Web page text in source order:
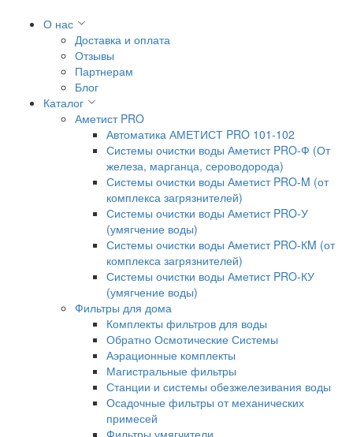
О нас
Доставка и оплата
Отзывы
Партнерам
Блог
Каталог
Аметист PRO
Автоматика АМЕТИСТ PRO 101-102
Системы очистки воды Аметист PRO-Ф (От
железа, марганца, сероводорода)
Системы очистки воды Аметист PRO-M (от
комплекса загрязнителей)
Системы очистки воды Аметист PRO-У
(умягчение воды)
Системы очистки воды Аметист PRO-КM (от
комплекса загрязнителей)
Системы очистки воды Аметист PRO-КУ
(умягчение воды)
Фильтры для дома
Комплекты фильтров для воды
Обратно Осмотические Системы
Аэрационные комплекты
Магистральные фильтры
Станции и системы обезжелезивания воды
Осадочные фильтры от механических
примесей
Фильтры умягчители